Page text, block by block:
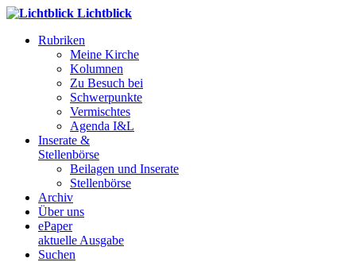
Lichtblick
Rubriken
Meine Kirche
Kolumnen
Zu Besuch bei
Schwerpunkte
Vermischtes
Agenda I&L
Inserate &
Stellenbörse
Beilagen und Inserate
Stellenbörse
Archiv
Über uns
ePaper
aktuelle Ausgabe
Suchen